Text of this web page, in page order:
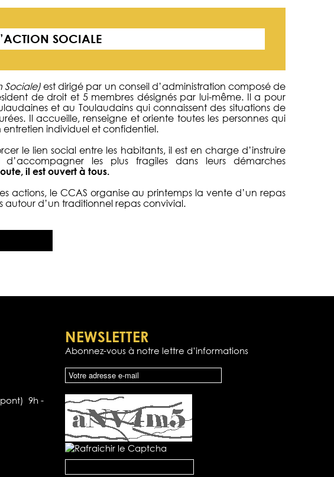
SOCIALE
Sociale) est dirigé par un conseil d’administration composé de
de droit et 5 membres désignés par lui-même. Il a pour
et au Toulaudains qui connaissent des situations de
Il accueille, renseigne et oriente toutes les personnes qui
individuel et confidentiel.
le lien social entre les habitants, il est en charge d’instruire
les plus fragiles dans leurs démarches
il est ouvert à tous.
actions, le CCAS organise au printemps la vente d’un repas
autour d’un traditionnel repas convivial.
9h -
NEWSLETTER
Abonnez-vous à notre lettre d’informations